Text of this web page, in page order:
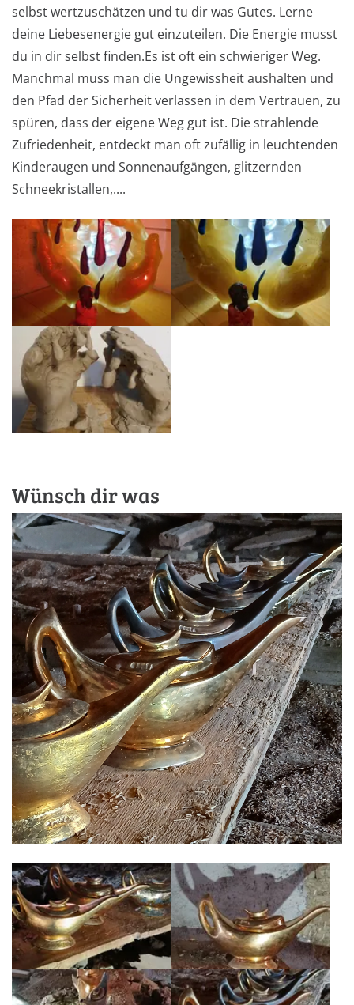
selbst wertzuschätzen und tu dir was Gutes. Lerne
deine Liebesenergie gut einzuteilen. Die Energie musst
du in dir selbst finden.Es ist oft ein schwieriger Weg.
Manchmal muss man die Ungewissheit aushalten und
den Pfad der Sicherheit verlassen in dem Vertrauen, zu
spüren, dass der eigene Weg gut ist. Die strahlende
Zufriedenheit, entdeckt man oft zufällig in leuchtenden
Kinderaugen und Sonnenaufgängen, glitzernden
Schneekristallen,....
Wünsch dir was